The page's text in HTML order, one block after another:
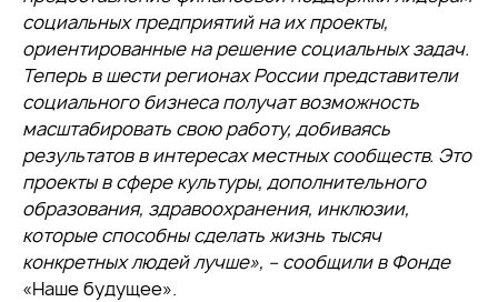
социальных предприятий на их проекты,
ориентированные на решение социальных задач.
Теперь в шести регионах России представители
социального бизнеса получат возможность
масштабировать свою работу, добиваясь
результатов в интересах местных сообществ. Это
проекты в сфере культуры, дополнительного
образования, здравоохранения, инклюзии,
которые способны сделать жизнь тысяч
конкретных людей лучше», – сообщили в Фонде
«Наше будущее».